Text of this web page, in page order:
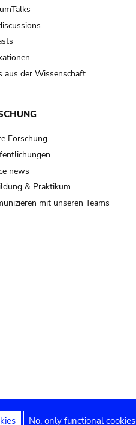
aus der Wissenschaft
Forschung
news
& Praktikum
mit unseren Teams
No, only functional cookies